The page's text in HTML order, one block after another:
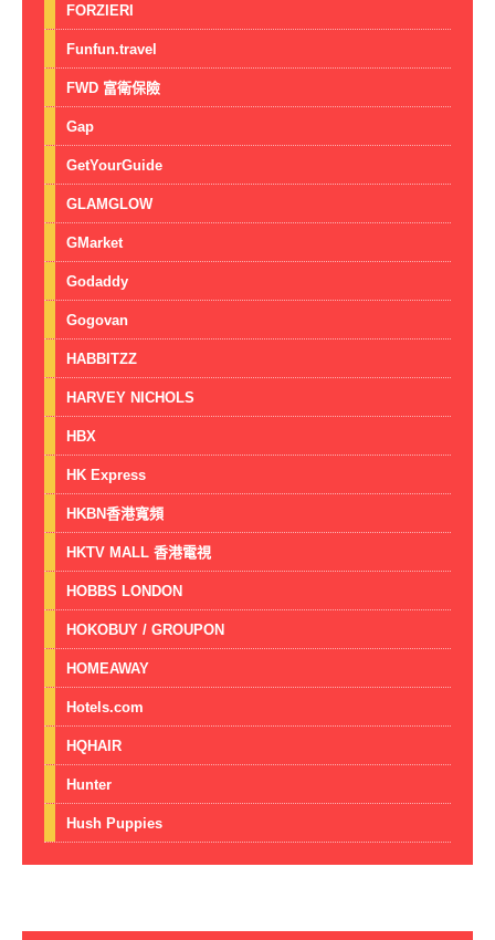
FORZIERI
Funfun.travel
FWD 富衛保險
Gap
GetYourGuide
GLAMGLOW
GMarket
Godaddy
Gogovan
HABBITZZ
HARVEY NICHOLS
HBX
HK Express
HKBN香港寬頻
HKTV MALL 香港電視
HOBBS LONDON
HOKOBUY / GROUPON
HOMEAWAY
Hotels.com
HQHAIR
Hunter
Hush Puppies